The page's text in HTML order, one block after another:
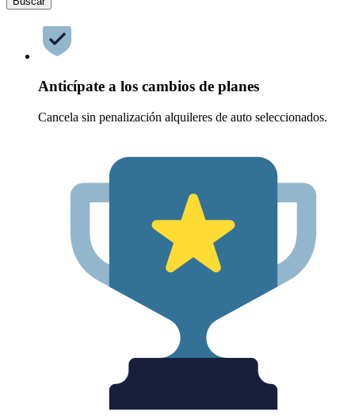
Anticípate a los cambios de planes
Cancela sin penalización alquileres de auto seleccionados.